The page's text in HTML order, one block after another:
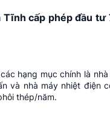
cấp phép đầu
hạng mục chính là
và nhà máy nhiệt điện
thép/năm.